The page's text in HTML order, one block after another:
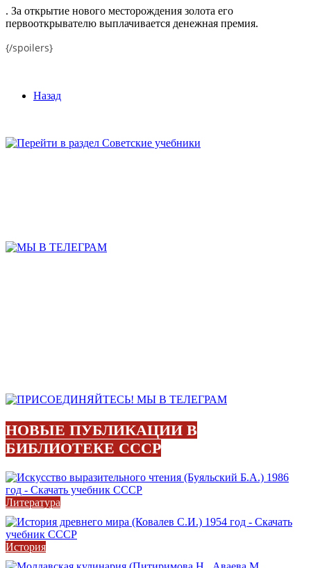
. За открытие нового месторождения золота его
первооткрывателю выплачивается денежная премия.
{/spoilers}
Назад
НОВЫЕ ПУБЛИКАЦИИ В
БИБЛИОТЕКЕ СССР
Литература
История